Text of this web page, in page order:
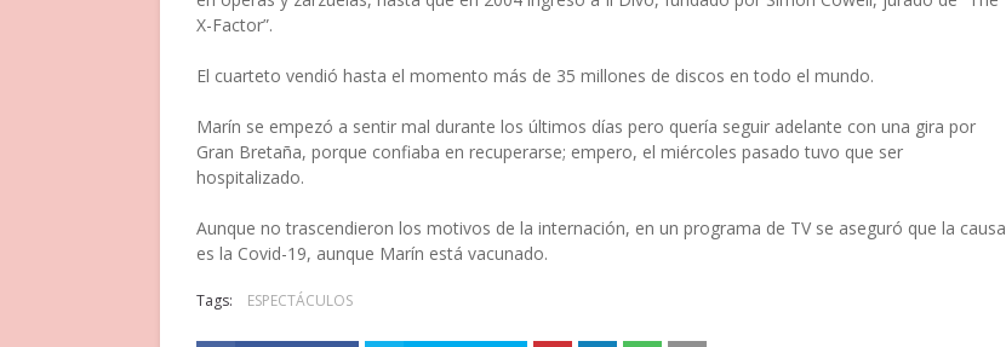
X-Factor”.
El cuarteto vendió hasta el momento más de 35 millones de discos en todo el mundo.
Marín se empezó a sentir mal durante los últimos días pero quería seguir adelante con una gira por
Gran Bretaña, porque confiaba en recuperarse; empero, el miércoles pasado tuvo que ser
hospitalizado.
Aunque no trascendieron los motivos de la internación, en un programa de TV se aseguró que la causa
es la Covid-19, aunque Marín está vacunado.
Tags: ESPECTÁCULOS